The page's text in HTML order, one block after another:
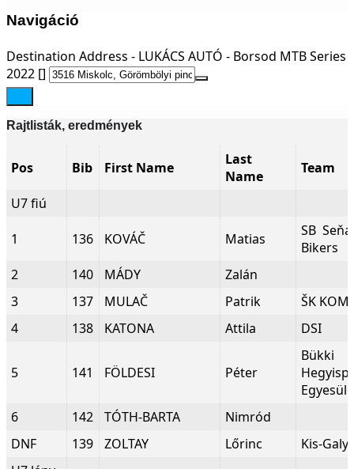
Navigáció
Destination Address - LUKÁCS AUTÓ - Borsod MTB Series
2022 []
Rajtlisták, eredmények
Pos Bib First Name
Last
Name
Team
U7 fiú
1 136 KOVÁČ Matias
SB Seňa
Bikers
2
140 MÁDY
Zalán
3
137 MULAČ Patrik
ŠK
4
138 KATONA Attila DSI
5 141 FÖLDESI Péter
Bükki
6
142 TÓTH-BARTA
Nimród
DNF
139 ZOLTAY Lőrinc
Kis-